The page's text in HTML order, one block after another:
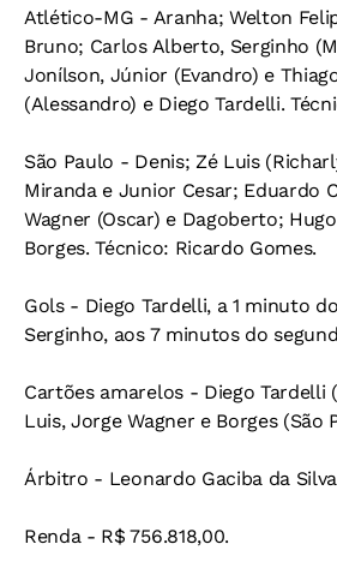
Atlético-MG - Aranha; Welton
Bruno; Carlos Alberto, Serginho
Jonílson, Júnior (Evandro) e
(Alessandro) e Diego Tardelli.
São Paulo - Denis; Zé Luis
Miranda e Junior Cesar; Eduardo
Wagner (Oscar) e Dagoberto;
Borges. Técnico: Ricardo Gomes.
Gols - Diego Tardelli, a 1 minuto
Serginho, aos 7 minutos do
Cartões amarelos - Diego Tardelli
Luis, Jorge Wagner e Borges (São
Árbitro - Leonardo Gaciba da
Renda - R$ 756.818,00.